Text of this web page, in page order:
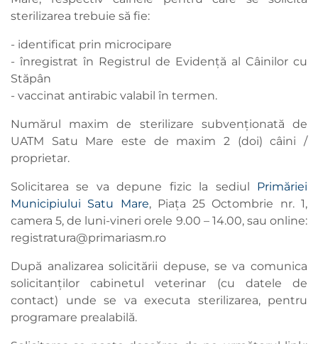
sterilizarea trebuie să fie:
- identificat prin microcipare
- înregistrat în Registrul de Evidență al Câinilor cu
Stăpân
- vaccinat antirabic valabil în termen.
Numărul maxim de sterilizare subvenționată de
UATM Satu Mare este de maxim 2 (doi) câini /
proprietar.
Solicitarea se va depune fizic la sediul Primăriei
Municipiului Satu Mare, Piața 25 Octombrie nr. 1,
camera 5, de luni-vineri orele 9.00 – 14.00, sau online:
registratura@primariasm.ro
După analizarea solicitării depuse, se va comunica
solicitanților cabinetul veterinar (cu datele de
contact) unde se va executa sterilizarea, pentru
programare prealabilă.